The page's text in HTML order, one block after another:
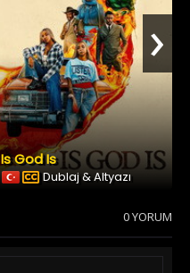
Is God Is
Dublaj & Altyazı
›
0 YORUM